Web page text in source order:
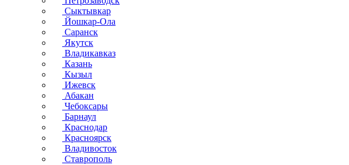
Сыктывкар
Йошкар-Ола
Саранск
Якутск
Владикавказ
Казань
Кызыл
Ижевск
Абакан
Чебоксары
Барнаул
Краснодар
Красноярск
Владивосток
Ставрополь